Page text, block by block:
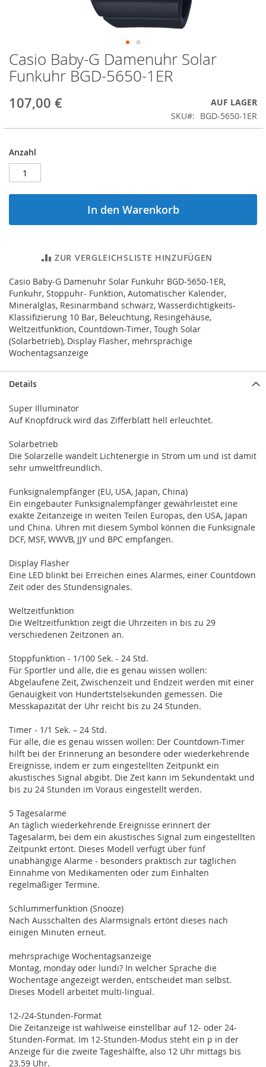
Zum
Anfang
der
springen
Casio Baby-G Damenuhr Solar
Funkuhr BGD-5650-1ER
107,00 €
AUF LAGER
SKU
BGD-5650-1ER
Anzahl
In den Warenkorb
ZUR VERGLEICHSLISTE HINZUFÜGEN
Casio Baby-G Damenuhr Solar Funkuhr BGD-5650-1ER,
Funkuhr, Stoppuhr- Funktion, Automatischer Kalender,
Mineralglas, Resinarmband schwarz, Wasserdichtigkeits-
Klassifizierung 10 Bar, Beleuchtung, Resingehäuse,
Weltzeitfunktion, Countdown-Timer, Tough Solar
(Solarbetrieb), Display Flasher, mehrsprachige
Wochentagsanzeige
Details
Super Illuminator
Auf Knopfdruck wird das Zifferblatt hell erleuchtet.
Solarbetrieb
Die Solarzelle wandelt Lichtenergie in Strom um und ist damit
sehr umweltfreundlich.
Funksignalempfänger (EU, USA, Japan, China)
Ein eingebauter Funksignalempfänger gewährleistet eine
exakte Zeitanzeige in weiten Teilen Europas, den USA, Japan
und China. Uhren mit diesem Symbol können die Funksignale
DCF, MSF, WWVB, JJY und BPC empfangen.
Display Flasher
Eine LED blinkt bei Erreichen eines Alarmes, einer Countdown
Zeit oder des Stundensignales.
Weltzeitfunktion
Die Weltzeitfunktion zeigt die Uhrzeiten in bis zu 29
verschiedenen Zeitzonen an.
Stoppfunktion - 1/100 Sek. - 24 Std.
Für Sportler und alle, die es genau wissen wollen:
Abgelaufene Zeit, Zwischenzeit und Endzeit werden mit einer
Genauigkeit von Hundertstelsekunden gemessen. Die
Messkapazität der Uhr reicht bis zu 24 Stunden.
Timer - 1/1 Sek. – 24 Std.
Für alle, die es genau wissen wollen: Der Countdown-Timer
hilft bei der Erinnerung an besondere oder wiederkehrende
Ereignisse, indem er zum eingestellten Zeitpunkt ein
akustisches Signal abgibt. Die Zeit kann im Sekundentakt und
bis zu 24 Stunden im Voraus eingestellt werden.
5 Tagesalarme
An täglich wiederkehrende Ereignisse erinnert der
Tagesalarm, bei dem ein akustisches Signal zum eingestellten
Zeitpunkt ertönt. Dieses Modell verfügt über fünf
unabhängige Alarme - besonders praktisch zur täglichen
Einnahme von Medikamenten oder zum Einhalten
regelmäßiger Termine.
Schlummerfunktion (Snooze)
Nach Ausschalten des Alarmsignals ertönt dieses nach
einigen Minuten erneut.
mehrsprachige Wochentagsanzeige
Montag, monday oder lundi? In welcher Sprache die
Wochentage angezeigt werden, entscheidet man selbst.
Dieses Modell arbeitet multi-lingual.
12-/24-Stunden-Format
Die Zeitanzeige ist wahlweise einstellbar auf 12- oder 24-
Stunden-Format. Im 12-Stunden-Modus steht ein p in der
Anzeige für die zweite Tageshälfte, also 12 Uhr mittags bis
23.59 Uhr.